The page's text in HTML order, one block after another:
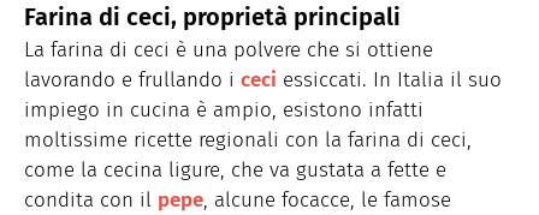
Farina di ceci, proprietà principali
La farina di ceci è una polvere che si ottiene
lavorando e frullando i ceci essiccati. In Italia il suo
impiego in cucina è ampio, esistono infatti
moltissime ricette regionali con la farina di ceci,
come la cecina ligure, che va gustata a fette e
condita con il pepe, alcune focacce, le famose